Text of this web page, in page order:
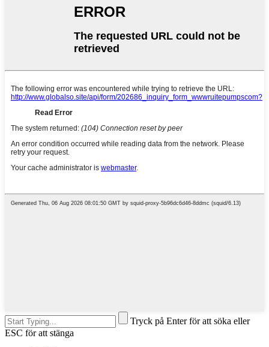
Tryck på Enter för att söka eller
ESC för att stänga